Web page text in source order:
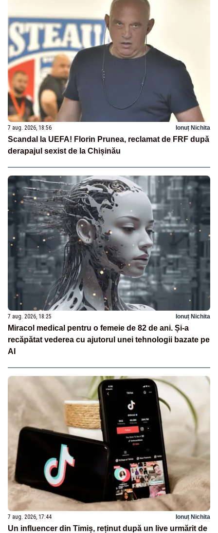
7 aug. 2026, 18:56 Ionuț Nichita
Scandal la UEFA! Florin Prunea, reclamat de FRF după
derapajul sexist de la Chișinău
7 aug. 2026, 18:25 Ionuț Nichita
Miracol medical pentru o femeie de 82 de ani. Și-a
recăpătat vederea cu ajutorul unei tehnologii bazate pe
AI
7 aug. 2026, 17:44 Ionuț Nichita
Un influencer din Timiș, reținut după un live urmărit de